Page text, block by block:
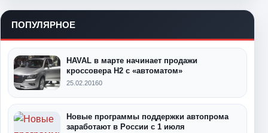
ПОПУЛЯРНОЕ
HAVAL в марте начинает продажи
кроссовера Н2 с «автоматом»
25.02.20160
Новые программы поддержки автопрома
заработают в России с 1 июля